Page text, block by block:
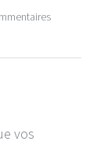
vos